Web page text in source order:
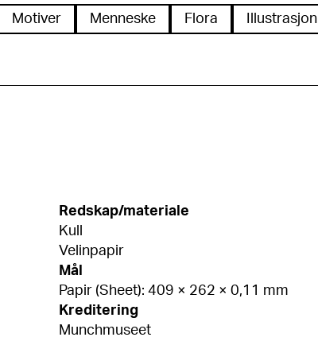
Motiver Menneske Flora Illustrasjon
Redskap/materiale
Kull
Velinpapir
Mål
Papir (Sheet): 409 × 262 × 0,11 mm
Kreditering
Munchmuseet